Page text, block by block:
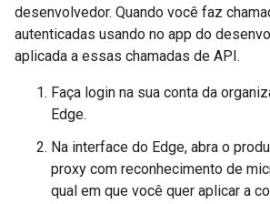
desenvolvedor. Quando você faz
autenticadas usando no app do
aplicada a essas chamadas de API.
Faça login na sua conta da
Edge.
Na interface do Edge, abra o
proxy com reconhecimento de
qual em que você quer aplicar a